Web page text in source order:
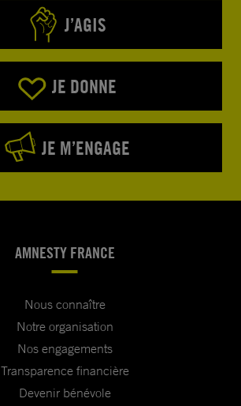
J’AGIS
JE DONNE
JE M’ENGAGE
AMNESTY FRANCE
Nous connaître
Notre organisation
Nos engagements
Transparence financière
Devenir bénévole